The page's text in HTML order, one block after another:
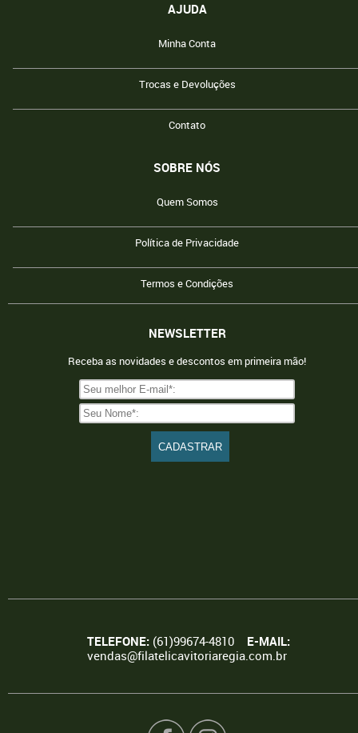
AJUDA
Minha Conta
Trocas e Devoluções
Contato
SOBRE NÓS
Quem Somos
Política de Privacidade
Termos e Condições
NEWSLETTER
Receba as novidades e descontos em primeira mão!
TELEFONE: (61)99674-4810
E-MAIL:
vendas@filatelicavitoriaregia.com.br